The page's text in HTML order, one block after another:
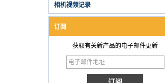
相机视频记录
订阅
获取有关新产品的电子邮件更新